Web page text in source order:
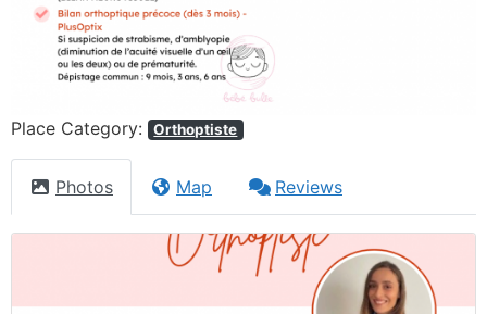
Place Category: Orthoptiste
Photos Map Reviews